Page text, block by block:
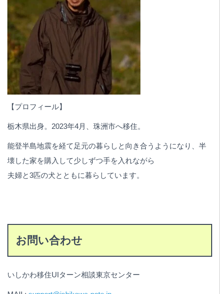
【プロフィール】
栃木県出身。2023年4月、珠洲市へ移住。
能登半島地震を経て足元の暮らしと向き合うようになり、半
壊した家を購入して少しずつ手を入れながら
夫婦と3匹の犬とともに暮らしています。
お問い合わせ
いしかわ移住UIターン相談東京センター